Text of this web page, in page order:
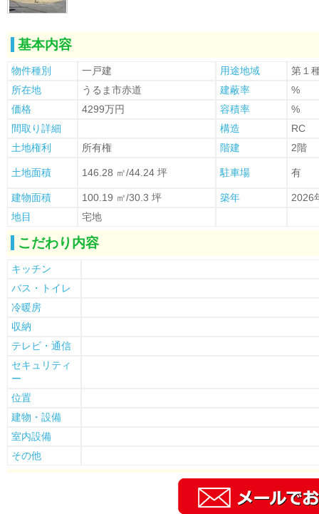
基本内容
物件種別 一戸建 用途地域
第１
所在地
うるま市赤道 建蔽率
%
価格
4299万円 容積率
%
間取り詳細
構造
RC
土地権利
所有権 階建 2階
土地面積 146.28 ㎡/44.24 坪 駐車場 有
建物面積 100.19 ㎡/30.3 坪 築年
2026
地目
宅地
こだわり内容
キッチン
バス・トイレ
冷暖房
収納
テレビ・通信
セキュリティ
ー
位置
建物・設備
室内設備
その他